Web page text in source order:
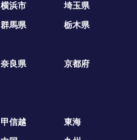
横浜市
埼玉県
群馬県 栃木県
奈良県
京都府
甲信越
東海